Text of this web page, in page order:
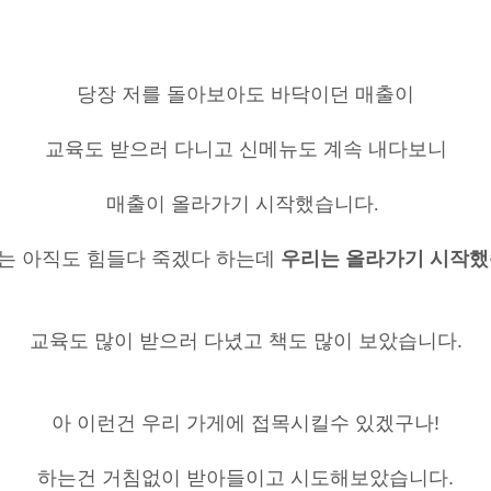
당장 저를 돌아보아도 바닥이던 매출이
교육도 받으러 다니고 신메뉴도 계속 내다보니
매출이 올라가기 시작했습니다.
아직도 힘들다 죽겠다 하는데 우리는 올라가기 시작
교육도 많이 받으러 다녔고 책도 많이 보았습니다.
아 이런건 우리 가게에 접목시킬수 있겠구나!
하는건 거침없이 받아들이고 시도해보았습니다.